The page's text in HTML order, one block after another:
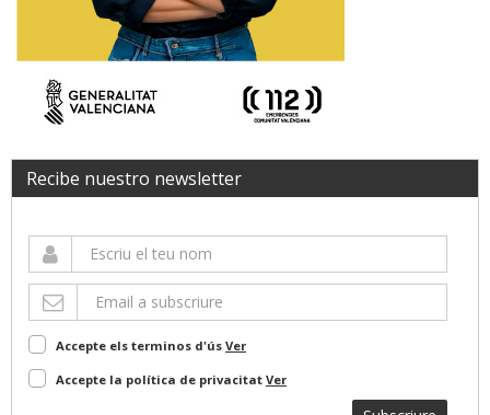
Recibe nuestro newsletter
Accepte els terminos d'ús Ver
Accepte la política de privacitat Ver